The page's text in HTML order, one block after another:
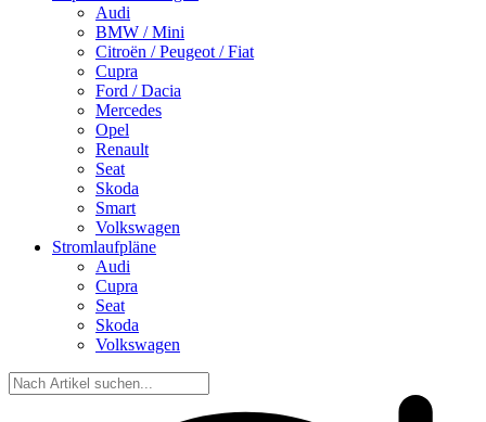
Audi
BMW / Mini
Citroën / Peugeot / Fiat
Cupra
Ford / Dacia
Mercedes
Opel
Renault
Seat
Skoda
Smart
Volkswagen
Stromlaufpläne
Audi
Cupra
Seat
Skoda
Volkswagen